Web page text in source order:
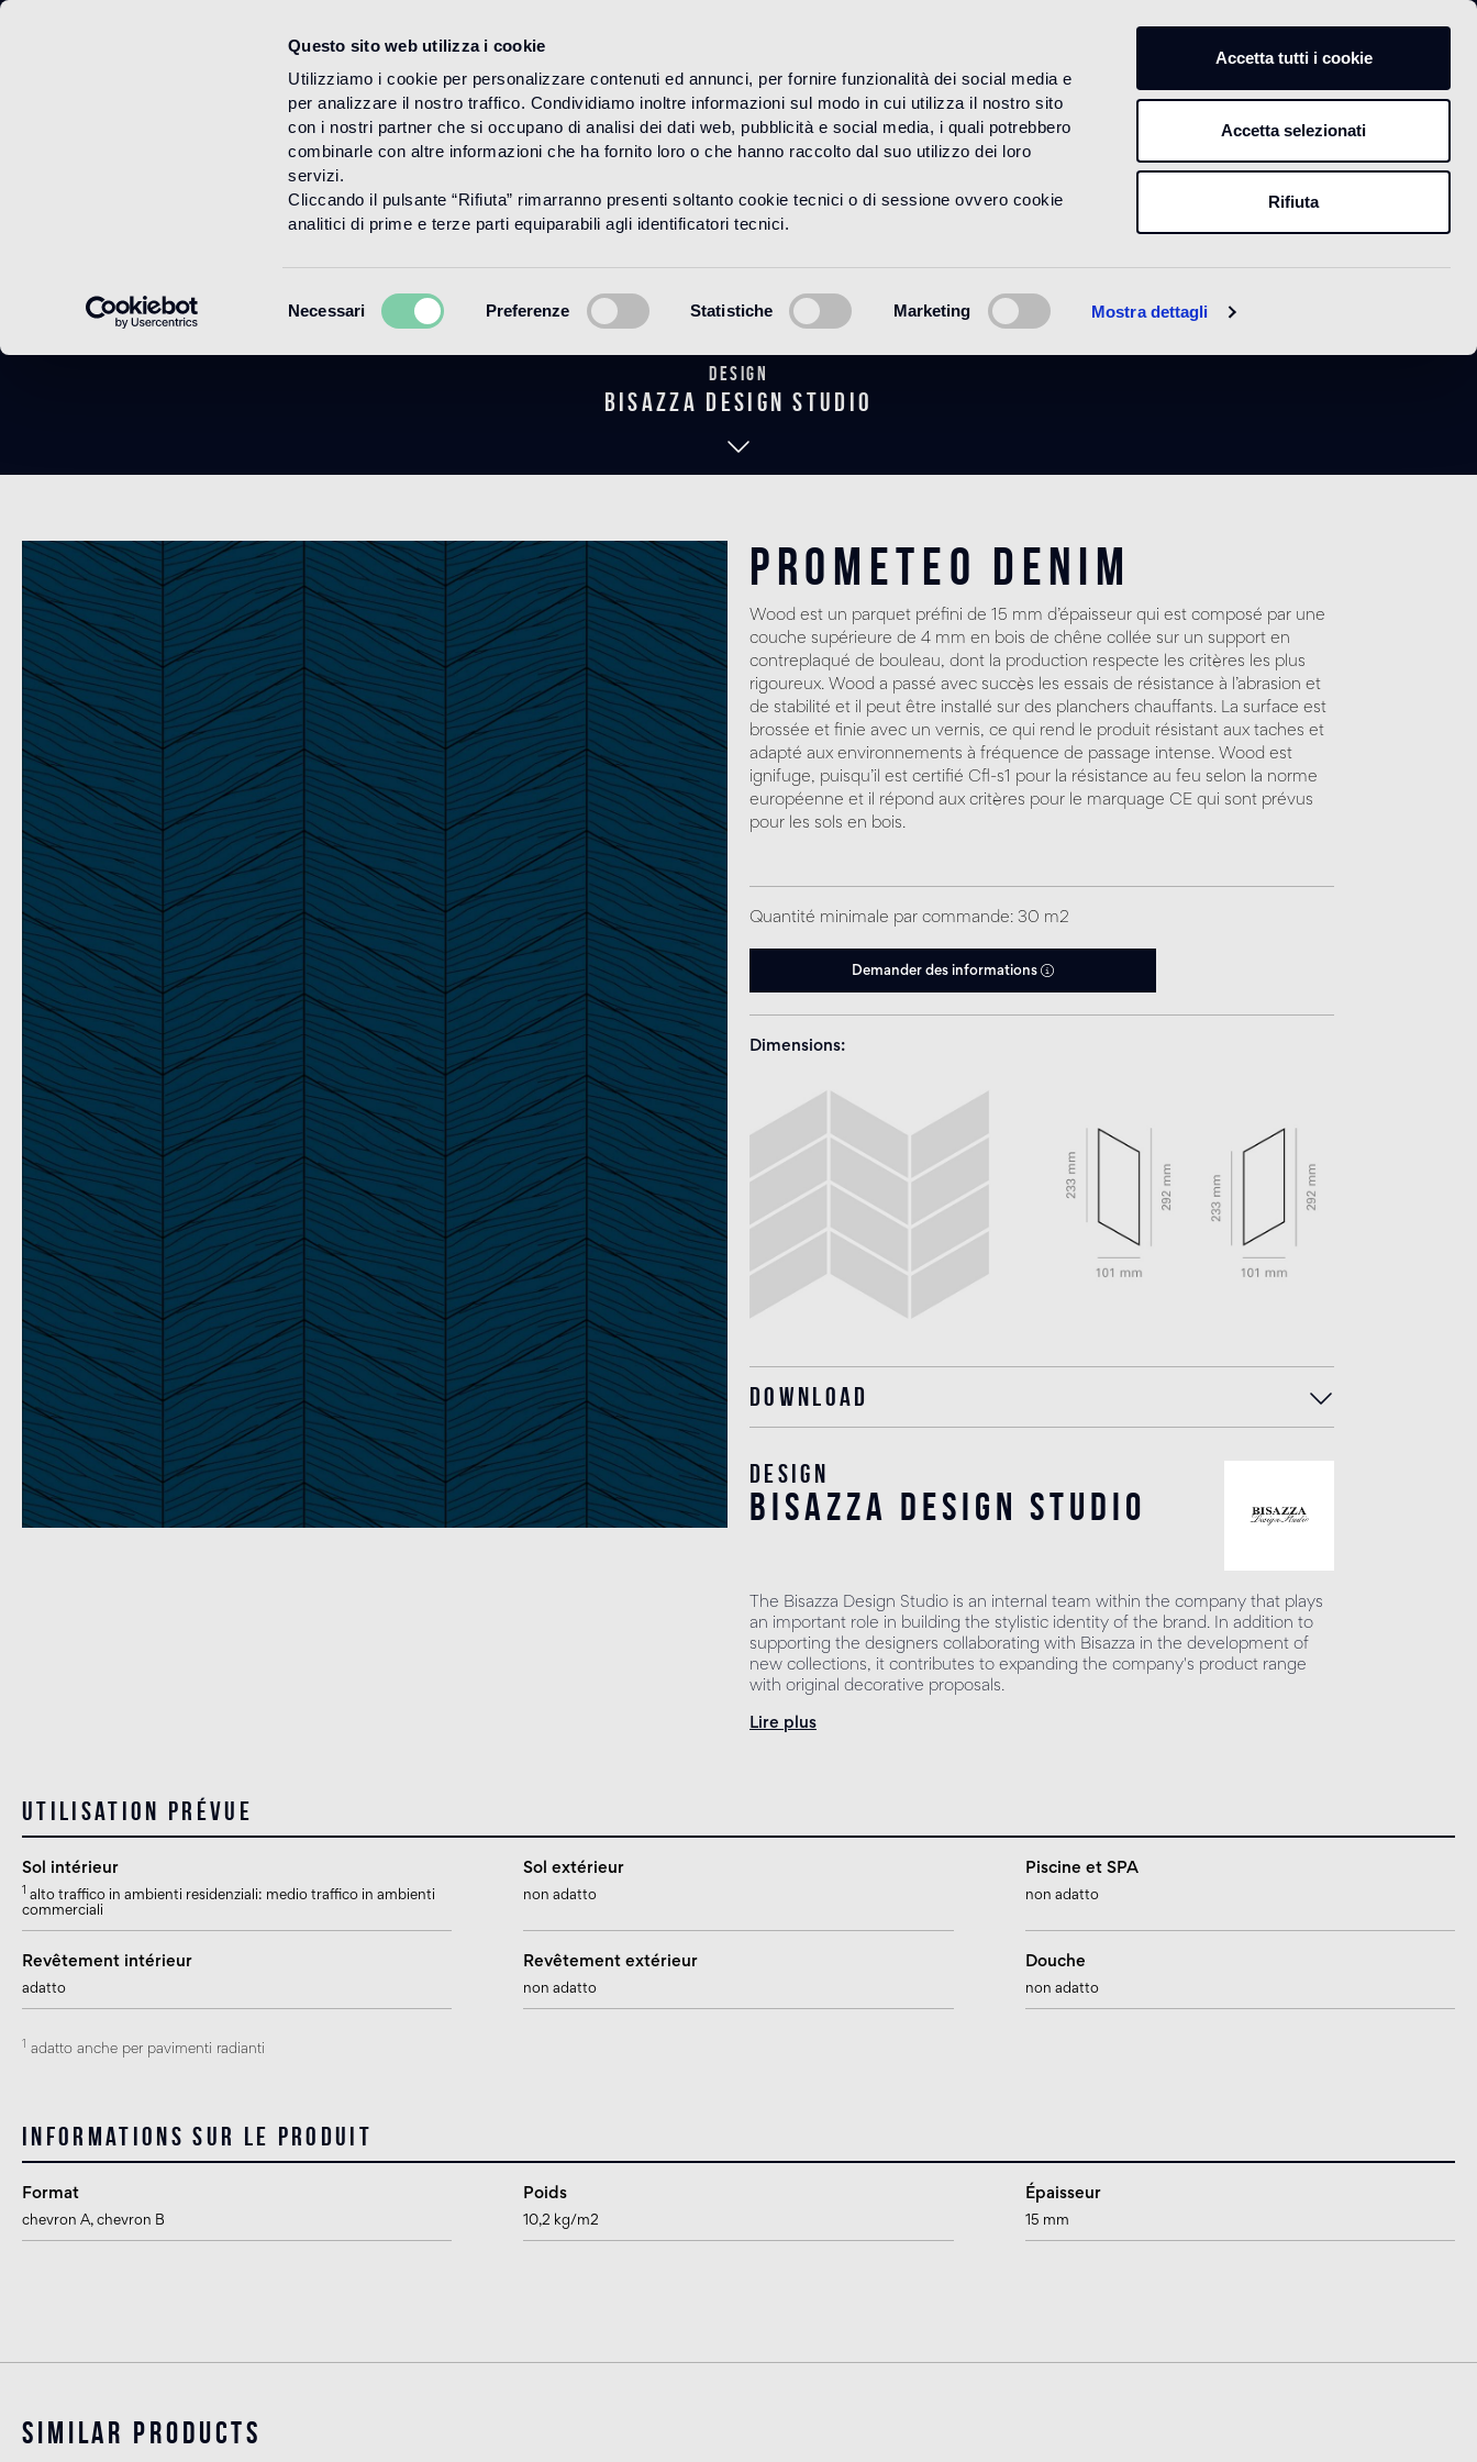
Questo sito web utilizza i cookie
Utilizziamo i cookie per personalizzare contenuti ed annunci, per fornire funzionalità dei social media e
per analizzare il nostro traffico. Condividiamo inoltre informazioni sul modo in cui utilizza il nostro sito
con i nostri partner che si occupano di analisi dei dati web, pubblicità e social media, i quali potrebbero
combinarle con altre informazioni che ha fornito loro o che hanno raccolto dal suo utilizzo dei loro
servizi.
Cliccando il pulsante “Rifiuta” rimarranno presenti soltanto cookie tecnici o di sessione ovvero cookie
analitici di prime e terze parti equiparabili agli identificatori tecnici.
del
Necessari Preferenze Statistiche Marketing Mostra dettagli
Accetta tutti i cookie
Accetta selezionati
Rifiuta
HOME PRODUITS WOOD DÉCORS
Prometeo Denim
Design
bisazza design studio
Prometeo Denim
Wood est un parquet préfini de 15 mm d’épaisseur qui est composé par une
couche supérieure de 4 mm en bois de chêne collée sur un support en
contreplaqué de bouleau, dont la production respecte les critères les plus
rigoureux. Wood a passé avec succès les essais de résistance à l’abrasion et
de stabilité et il peut être installé sur des planchers chauffants. La surface est
brossée et finie avec un vernis, ce qui rend le produit résistant aux taches et
adapté aux environnements à fréquence de passage intense. Wood est
ignifuge, puisqu’il est certifié Cfl-s1 pour la résistance au feu selon la norme
européenne et il répond aux critères pour le marquage CE qui sont prévus
pour les sols en bois.
Quantité minimale par commande: 30 m2
Demander des informations
Dimensions
Download
Design
bisazza design studio
The Bisazza Design Studio is an internal team within the company that plays
an important role in building the stylistic identity of the brand. In addition to
supporting the designers collaborating with Bisazza in the development of
new collections, it contributes to expanding the company's product range
with original decorative proposals.
Lire plus
Utilisation prévue
Sol intérieur
alto traffico in ambienti residenziali: medio traffico in ambienti
commerciali
Sol extérieur
non adatto
Piscine et SPA
non adatto
Revêtement intérieur
adatto
Revêtement extérieur
non adatto
Douche
non adatto
adatto anche per pavimenti radianti
Informations sur le produit
Format
chevron A, chevron B
Poids
10,2 kg/m2
Épaisseur
15 mm
Similar products